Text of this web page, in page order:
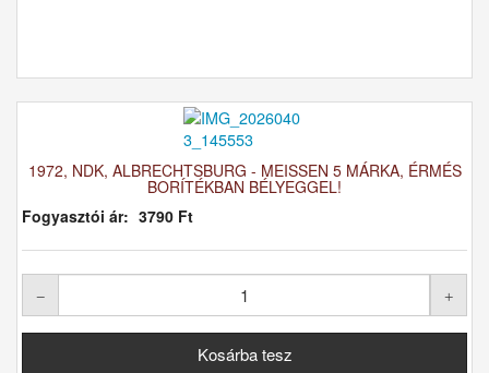
1972, NDK, ALBRECHTSBURG - MEISSEN 5 MÁRKA, ÉRMÉS
BORÍTÉKBAN BÉLYEGGEL!
Fogyasztói ár: 3790 Ft